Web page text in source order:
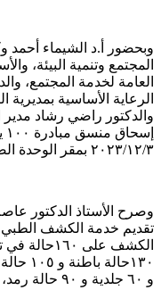
وبحضور أ.د الشيماء أحمد
المجتمع وتنمية البيئة،
العامة لخدمة المجتمع،
الرعاية الأساسية بمديرية
والدكتور راضي رشاد مدير
٢٠٢٣/١٢/٣ بمقر الوحدة الصحية بقرية زيد مركز أبشواى.
وصرح الأستاذ الدكتور
و ٦٠ جلدية و ٩٠ حالة رمد، و٥٠ سوء التغذية.